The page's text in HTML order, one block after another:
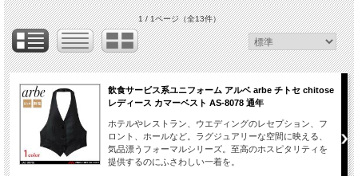
1 / 1ページ（全13件）
飲食サービス系ユニフォーム アルベ arbe チトセ chitose
レディース カマーベスト AS-8078 通年
ホテルやレストラン、ウエディングのレセプション、フ
ロント、ホールなど。ラグジュアリーな空間に映える、
気品漂うフォーマルシリーズ。至高のホスピタリティを
提供するのにふさわしい一着を。